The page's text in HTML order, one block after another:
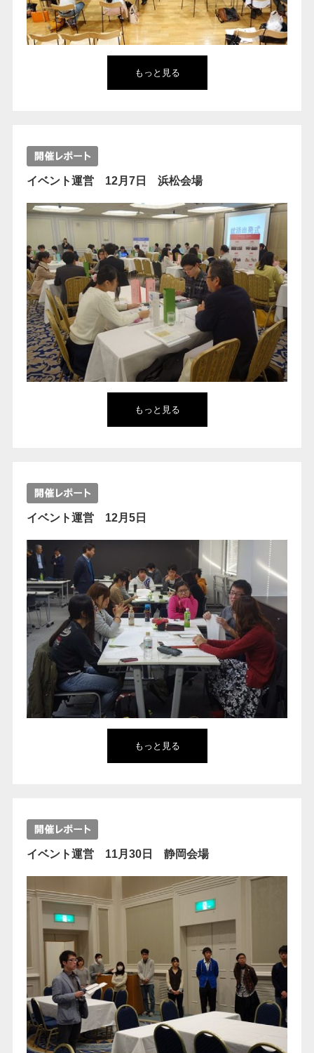
もっと見る
イベント運営 12月7日 浜松会場
もっと見る
イベント運営 12月5日
もっと見る
イベント運営 11月30日 静岡会場